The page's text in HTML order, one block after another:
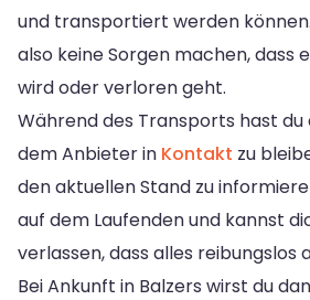
und transportiert werden
also keine Sorgen machen, dass
wird oder verloren geht.
Während des Transports hast du
dem Anbieter in Kontakt zu
den aktuellen Stand zu
auf dem Laufenden und kannst
verlassen, dass alles reibungslos
Bei Ankunft in Balzers wirst du